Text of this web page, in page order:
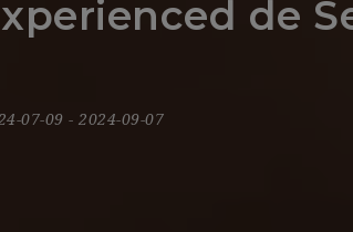
de
07-09 - 2024-09-07